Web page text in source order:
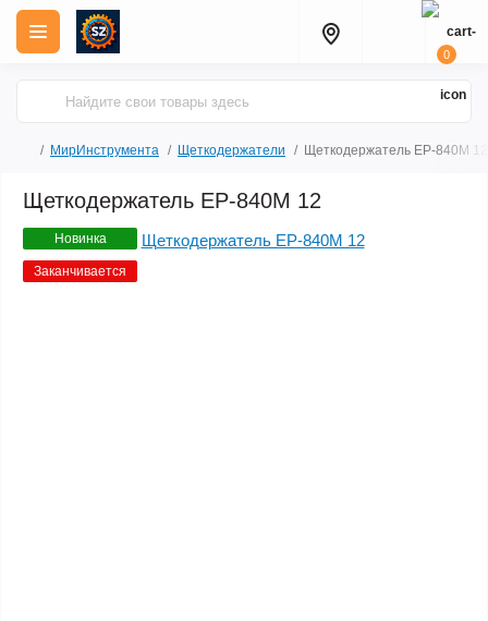
0
МирИнструмента Щеткодержатели Щеткодержатель ЕР-840М 12
Щеткодержатель ЕР-840М 12
Новинка
Заканчивается